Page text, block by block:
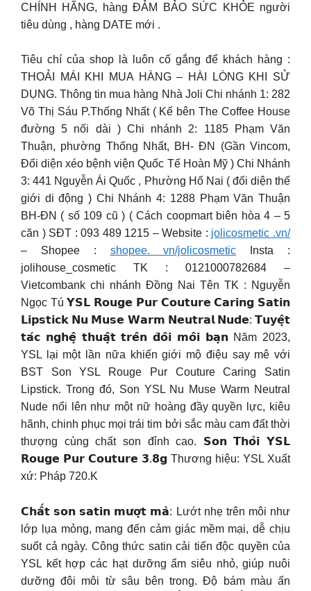
CHÍNH HÃNG, hàng ĐẢM BẢO SỨC KHỎE người
tiêu dùng , hàng DATE mới .
Tiêu chí của shop là luôn cố gắng để khách hàng :
THOẢI MÁI KHI MUA HÀNG – HÀI LÒNG KHI SỬ
DỤNG. Thông tin mua hàng Nhà Joli Chi nhánh 1: 282
Võ Thị Sáu P.Thống Nhất ( Kế bên The Coffee House
đường 5 nối dài ) Chi nhánh 2: 1185 Phạm Văn
Thuận, phường Thống Nhất, BH- ĐN (Gần Vincom,
Đối diện xéo bệnh viện Quốc Tế Hoàn Mỹ ) Chi Nhánh
3: 441 Nguyễn Ái Quốc , Phường Hố Nai ( đối diện thế
giới di động ) Chi Nhánh 4: 1288 Phạm Văn Thuận
BH-ĐN ( số 109 cũ ) ( Cách coopmart biên hòa 4 – 5
căn ) SĐT : 093 489 1215 – Website : jolicosmetic .vn/
– Shopee : shopee. vn/jolicosmetic Insta :
jolihouse_cosmetic TK : 0121000782684 –
Vietcombank chi nhánh Đồng Nai Tên TK : Nguyễn
Ngọc Tú 𝗬𝗦𝗟 𝗥𝗼𝘂𝗴𝗲 𝗣𝘂𝗿 𝗖𝗼𝘂𝘁𝘂𝗿𝗲 𝗖𝗮𝗿𝗶𝗻𝗴 𝗦𝗮𝘁𝗶𝗻
𝗟𝗶𝗽𝘀𝘁𝗶𝗰𝗸 𝗡𝘂 𝗠𝘂𝘀𝗲 𝗪𝗮𝗿𝗺 𝗡𝗲𝘂𝘁𝗿𝗮𝗹 𝗡𝘂𝗱𝗲: 𝗧𝘂𝘆𝗲̣̂𝘁
𝘁𝗮́𝗰 𝗻𝗴𝗵𝗲̣̂ 𝘁𝗵𝘂𝗮̣̂𝘁 𝘁𝗿𝗲̂𝗻 𝗱̄𝗼̂𝗶 𝗺𝗼̂𝗶 𝗯𝗮̣𝗻 Năm 2023,
YSL lại một lần nữa khiến giới mộ điệu say mê với
BST Son YSL Rouge Pur Couture Caring Satin
Lipstick. Trong đó, Son YSL Nu Muse Warm Neutral
Nude nổi lên như một nữ hoàng đầy quyền lực, kiêu
hãnh, chinh phục mọi trái tim bởi sắc màu cam đất thời
thượng cùng chất son đỉnh cao. 𝗦𝗼𝗻 𝗧𝗵𝗼̉𝗶 𝗬𝗦𝗟
𝗥𝗼𝘂𝗴𝗲 𝗣𝘂𝗿 𝗖𝗼𝘂𝘁𝘂𝗿𝗲 𝟯.𝟴𝗴 Thương hiệu: YSL Xuất
xứ: Pháp 720.K
𝗖𝗵𝗮̂́𝘁 𝘀𝗼𝗻 𝘀𝗮𝘁𝗶𝗻 𝗺𝘂̛𝗼̛̣𝘁 𝗺𝗮̀: Lướt nhẹ trên môi như
lớp lụa mỏng, mang đến cảm giác mềm mại, dễ chịu
suốt cả ngày. Công thức satin cải tiến độc quyền của
YSL kết hợp các hạt dưỡng ẩm siêu nhỏ, giúp nuôi
dưỡng đôi môi từ sâu bên trong. Độ bám màu ấn